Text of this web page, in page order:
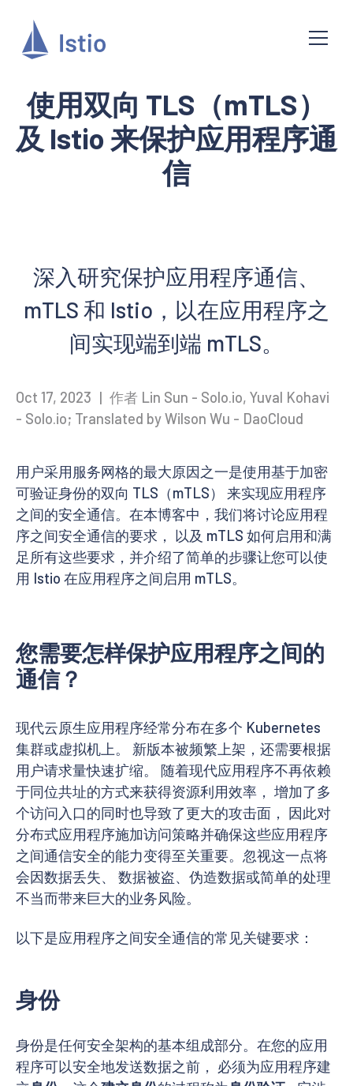
使用双向 TLS（mTLS）
及 Istio 来保护应用程序通
信
深入研究保护应用程序通信、
mTLS 和 Istio，以在应用程序之
间实现端到端 mTLS。
Oct 17, 2023 | 作者 Lin Sun - Solo.io, Yuval Kohavi
- Solo.io; Translated by Wilson Wu - DaoCloud
用户采用服务网格的最大原因之一是使用基于加密
可验证身份的双向 TLS（mTLS） 来实现应用程序
之间的安全通信。在本博客中，我们将讨论应用程
序之间安全通信的要求， 以及 mTLS 如何启用和满
足所有这些要求，并介绍了简单的步骤让您可以使
用 Istio 在应用程序之间启用 mTLS。
您需要怎样保护应用程序之间的
通信？
现代云原生应用程序经常分布在多个 Kubernetes
集群或虚拟机上。 新版本被频繁上架，还需要根据
用户请求量快速扩缩。 随着现代应用程序不再依赖
于同位共址的方式来获得资源利用效率， 增加了多
个访问入口的同时也导致了更大的攻击面， 因此对
分布式应用程序施加访问策略并确保这些应用程序
之间通信安全的能力变得至关重要。忽视这一点将
会因数据丢失、 数据被盗、伪造数据或简单的处理
不当而带来巨大的业务风险。
以下是应用程序之间安全通信的常见关键要求：
身份
身份是任何安全架构的基本组成部分。在您的应用
程序可以安全地发送数据之前， 必须为应用程序建